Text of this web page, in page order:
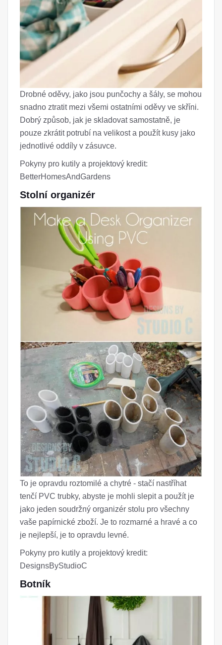
Drobné oděvy, jako jsou punčochy a šály, se mohou
snadno ztratit mezi všemi ostatními oděvy ve skříni.
Dobrý způsob, jak je skladovat samostatně, je
pouze zkrátit potrubí na velikost a použít kusy jako
jednotlivé oddíly v zásuvce.
Pokyny pro kutily a projektový kredit:
BetterHomesAndGardens
Stolní organizér
To je opravdu roztomilé a chytré - stačí nastříhat
tenčí PVC trubky, abyste je mohli slepit a použít je
jako jeden soudržný organizér stolu pro všechny
vaše papírnické zboží. Je to rozmarné a hravé a co
je nejlepší, je to opravdu levné.
Pokyny pro kutily a projektový kredit:
DesignsByStudioC
Botník